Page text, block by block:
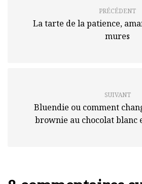
PRÉCÉDENT
La tarte de la patience,
mures
SUIVANT
Bluendie ou comment
brownie au chocolat blanc